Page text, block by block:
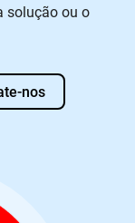
solução ou o
nos